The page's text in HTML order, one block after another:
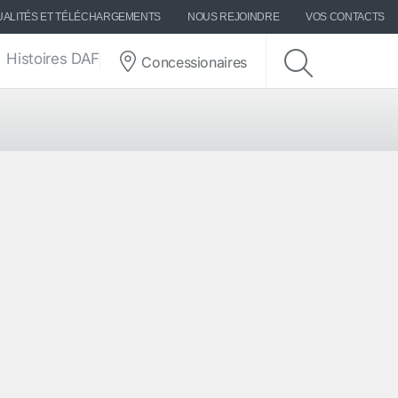
ET TÉLÉCHARGEMENTS NOUS REJOINDRE VOS CONTACTS
Histoires DAF Concessionaires